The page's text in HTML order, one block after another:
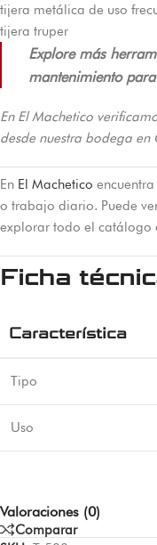
tijera metálica de uso
tijera truper
Explore más
mantenimiento
En El Machetico
desde nuestra bodega en
En El Machetico
o trabajo diario. Puede
explorar todo el catálogo
Ficha
Característica
Tipo
Uso
Valoraciones (0)
Comparar